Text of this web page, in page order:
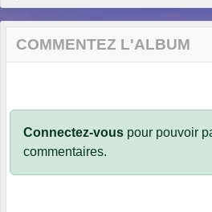
COMMENTEZ L'ALBUM
Connectez-vous pour pouvoir
commentaires.